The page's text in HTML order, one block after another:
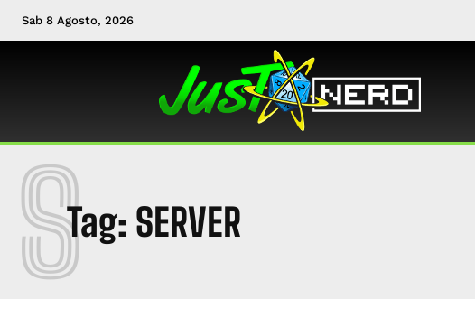
Sab 8 Agosto, 2026
Tag: SERVER
S